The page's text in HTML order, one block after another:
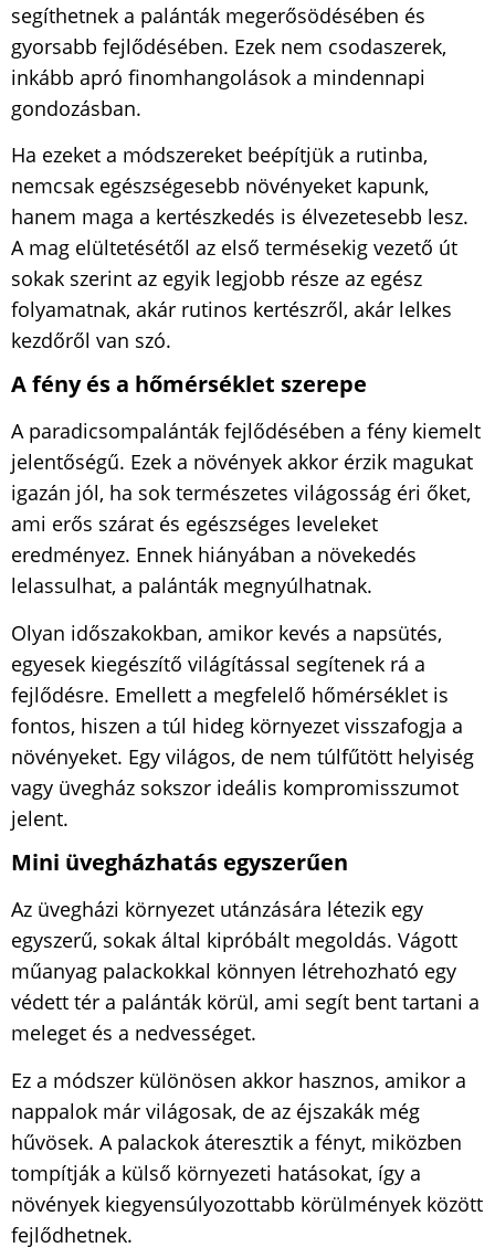
segíthetnek a palánták megerősödésében és
gyorsabb fejlődésében. Ezek nem csodaszerek,
inkább apró finomhangolások a mindennapi
gondozásban.
Ha ezeket a módszereket beépítjük a rutinba,
nemcsak egészségesebb növényeket kapunk,
hanem maga a kertészkedés is élvezetesebb lesz.
A mag elültetésétől az első termésekig vezető út
sokak szerint az egyik legjobb része az egész
folyamatnak, akár rutinos kertészről, akár lelkes
kezdőről van szó.
A fény és a hőmérséklet szerepe
A paradicsompalánták fejlődésében a fény kiemelt
jelentőségű. Ezek a növények akkor érzik magukat
igazán jól, ha sok természetes világosság éri őket,
ami erős szárat és egészséges leveleket
eredményez. Ennek hiányában a növekedés
lelassulhat, a palánták megnyúlhatnak.
Olyan időszakokban, amikor kevés a napsütés,
egyesek kiegészítő világítással segítenek rá a
fejlődésre. Emellett a megfelelő hőmérséklet is
fontos, hiszen a túl hideg környezet visszafogja a
növényeket. Egy világos, de nem túlfűtött helyiség
vagy üvegház sokszor ideális kompromisszumot
jelent.
Mini üvegházhatás egyszerűen
Az üvegházi környezet utánzására létezik egy
egyszerű, sokak által kipróbált megoldás. Vágott
műanyag palackokkal könnyen létrehozható egy
védett tér a palánták körül, ami segít bent tartani a
meleget és a nedvességet.
Ez a módszer különösen akkor hasznos, amikor a
nappalok már világosak, de az éjszakák még
hűvösek. A palackok áteresztik a fényt, miközben
tompítják a külső környezeti hatásokat, így a
növények kiegyensúlyozottabb körülmények között
fejlődhetnek.